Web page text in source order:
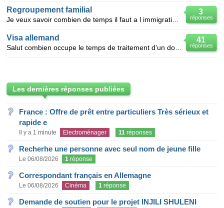
3
réponses
Regroupement familial
41
réponses
Visa allemand
Les dernières réponses publiées
France : Offre de prêt entre particuliers Très sérieux et
rapide e
Il y a 1 minute Electroménager 11 réponses
Recherhe une personne avec seul nom de jeune fille
Le 06/08/2026 1 réponse
Correspondant français en Allemagne
Le 06/08/2026 Cinéma 1 réponse
Demande de soutien pour le projet INJILI SHULENI